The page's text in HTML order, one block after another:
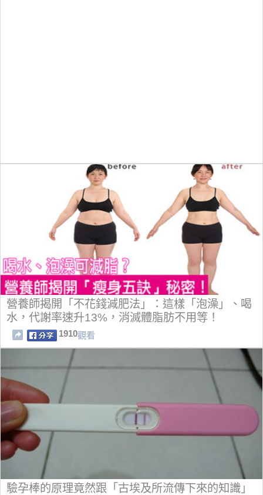
營養師揭開「不花錢減肥法」：這樣「泡澡」、喝
水，代謝率速升13%，消滅體脂肪不用等！
1910觀看
驗孕棒的原理竟然跟「古埃及所流傳下來的知識」